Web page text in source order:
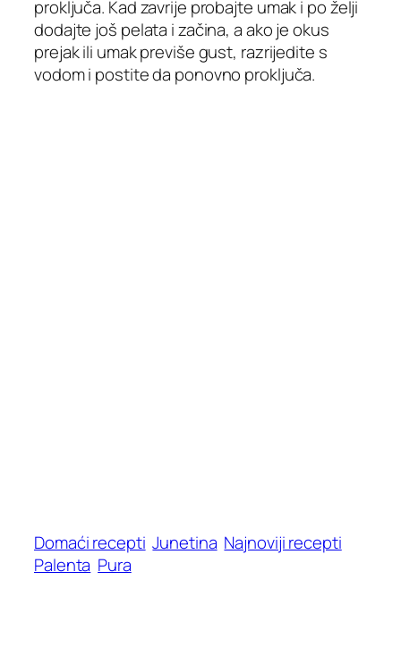
proključa. Kad zavrije probajte umak i po želji
dodajte još pelata i začina, a ako je okus
prejak ili umak previše gust, razrijedite s
vodom i postite da ponovno proključa.
Domaći recepti Junetina Najnoviji recepti
Palenta Pura